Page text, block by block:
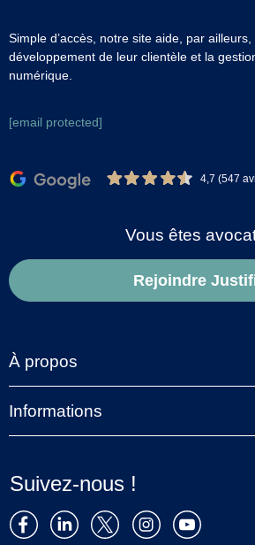
Simple d’accès, notre site aide, par
développement de leur clientèle et la
numérique.
[email protected]
4,7 (547
Vous êtes
Rejoindre
À propos
Informations
Suivez-nous !